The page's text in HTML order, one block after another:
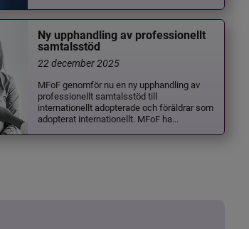
Ny upphandling av professionellt
samtalsstöd
22 december 2025
MFoF genomför nu en ny upphandling av
professionellt samtalsstöd till
internationellt adopterade och föräldrar som
adopterat internationellt. MFoF ha...